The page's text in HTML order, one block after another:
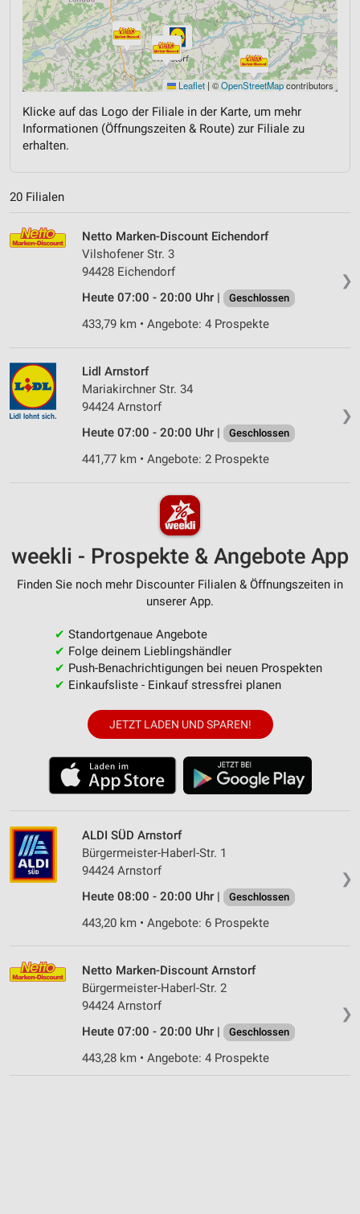
Leaflet | ©OpenStreetMapcontributors
Klicke auf das Logo der Filiale in der Karte, um mehr
Informationen (Öffnungszeiten & Route) zur Filiale zu
erhalten.
20 Filialen
❯
Netto Marken-Discount Eichendorf
Vilshofener Str. 3
94428 Eichendorf
Heute 07:00 - 20:00 Uhr |
Geschlossen
433,79 km • Angebote: 4 Prospekte
❯
Lidl Arnstorf
Mariakirchner Str. 34
94424 Arnstorf
Heute 07:00 - 20:00 Uhr |
Geschlossen
441,77 km • Angebote: 2 Prospekte
weekli - Prospekte & Angebote App
Finden Sie noch mehr Discounter Filialen & Öffnungszeiten in
unserer App.
✔ Standortgenaue Angebote
✔ Folge deinem Lieblingshändler
✔ Push-Benachrichtigungen bei neuen Prospekten
✔ Einkaufsliste - Einkauf stressfrei planen
JETZT LADEN UND SPAREN!
❯
ALDI SÜD Arnstorf
Bürgermeister-Haberl-Str. 1
94424 Arnstorf
Heute 08:00 - 20:00 Uhr |
Geschlossen
443,20 km • Angebote: 6 Prospekte
❯
Netto Marken-Discount Arnstorf
Bürgermeister-Haberl-Str. 2
94424 Arnstorf
Heute 07:00 - 20:00 Uhr |
Geschlossen
443,28 km • Angebote: 4 Prospekte